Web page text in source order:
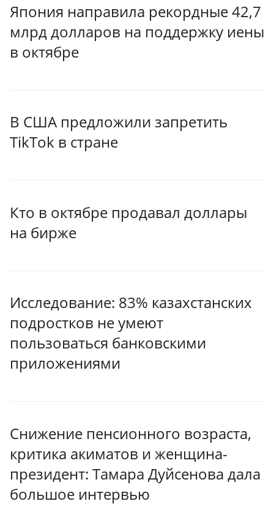
Япония направила рекордные 42,7
млрд долларов на поддержку иены
в октябре
В США предложили запретить
TikTok в стране
Кто в октябре продавал доллары
на бирже
Исследование: 83% казахстанских
подростков не умеют
пользоваться банковскими
приложениями
Снижение пенсионного возраста,
критика акиматов и женщина-
президент: Тамара Дуйсенова дала
большое интервью